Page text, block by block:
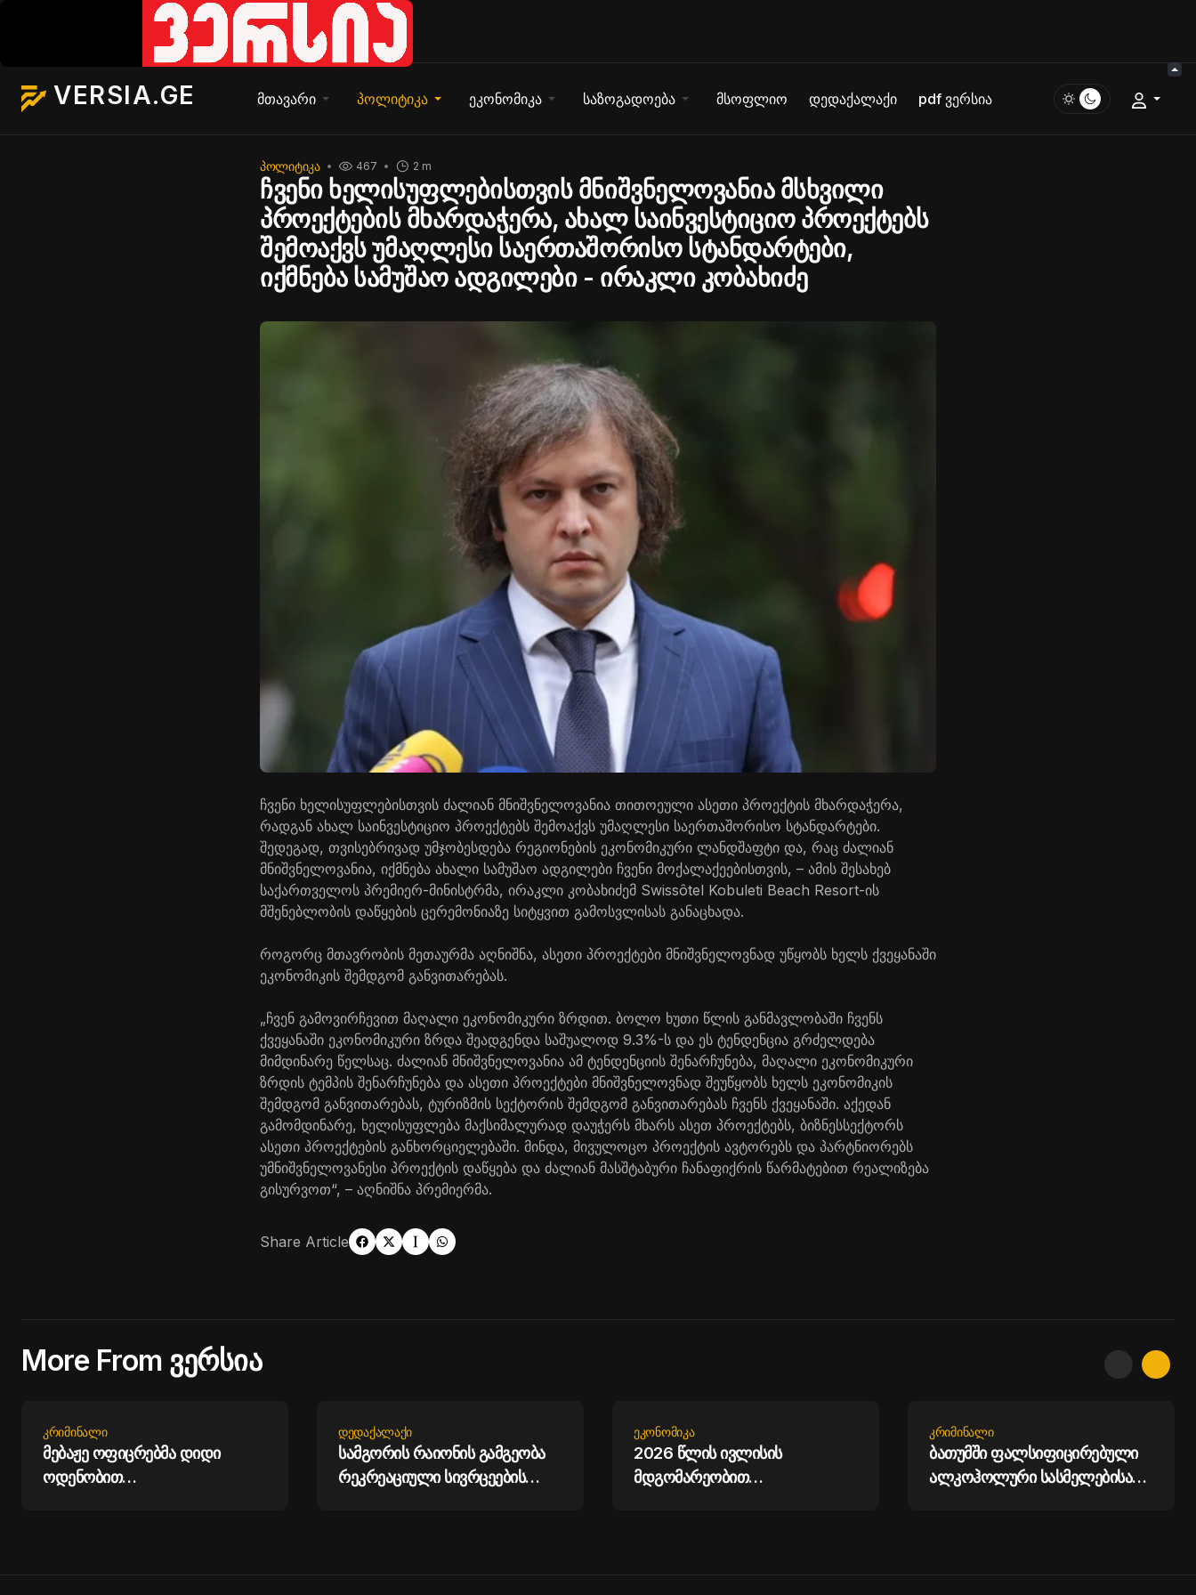
VERSIA.GE მთავარი პოლიტიკა ეკონომიკა საზოგადოება მსოფლიო დედაქალაქი pdf ვერსია
ᲞᲝᲚᲘᲢᲘᲙᲐ 2 m
467
ჩვენი ხელისუფლებისთვის მნიშვნელოვანია მსხვილი
პროექტების მხარდაჭერა, ახალ საინვესტიციო პროექტებს
შემოაქვს უმაღლესი საერთაშორისო სტანდარტები,
იქმნება სამუშაო ადგილები - ირაკლი კობახიძე
ჩვენი ხელისუფლებისთვის ძალიან მნიშვნელოვანია თითოეული ასეთი პროექტის მხარდაჭერა,
რადგან ახალ საინვესტიციო პროექტებს შემოაქვს უმაღლესი საერთაშორისო სტანდარტები.
შედეგად, თვისებრივად უმჯობესდება რეგიონების ეკონომიკური ლანდშაფტი და, რაც ძალიან
მნიშვნელოვანია, იქმნება ახალი სამუშაო ადგილები ჩვენი მოქალაქეებისთვის, – ამის შესახებ
საქართველოს პრემიერ-მინისტრმა, ირაკლი კობახიძემ Swissôtel Kobuleti Beach Resort-ის
მშენებლობის დაწყების ცერემონიაზე სიტყვით გამოსვლისას განაცხადა.
როგორც მთავრობის მეთაურმა აღნიშნა, ასეთი პროექტები მნიშვნელოვნად უწყობს ხელს ქვეყანაში
ეკონომიკის შემდგომ განვითარებას.
„ჩვენ გამოვირჩევით მაღალი ეკონომიკური ზრდით. ბოლო ხუთი წლის განმავლობაში ჩვენს
ქვეყანაში ეკონომიკური ზრდა შეადგენდა საშუალოდ 9.3%-ს და ეს ტენდენცია გრძელდება
მიმდინარე წელსაც. ძალიან მნიშვნელოვანია ამ ტენდენციის შენარჩუნება, მაღალი ეკონომიკური
ზრდის ტემპის შენარჩუნება და ასეთი პროექტები მნიშვნელოვნად შეუწყობს ხელს ეკონომიკის
შემდგომ განვითარებას, ტურიზმის სექტორის შემდგომ განვითარებას ჩვენს ქვეყანაში. აქედან
გამომდინარე, ხელისუფლება მაქსიმალურად დაუჭერს მხარს ასეთ პროექტებს, ბიზნესსექტორს
ასეთი პროექტების განხორციელებაში. მინდა, მივულოცო პროექტის ავტორებს და პარტნიორებს
უმნიშვნელოვანესი პროექტის დაწყება და ძალიან მასშტაბური ჩანაფიქრის წარმატებით რეალიზება
გისურვოთ“, – აღნიშნა პრემიერმა.
Share Article
More From ვერსია
ᲙᲠᲘᲛᲘᲜᲐᲚᲘ
მებაჟე ოფიცრებმა დიდი
ოდენობით
ᲓᲔᲓᲐᲥᲐᲚᲐᲥᲘ
სამგორის რაიონის გამგეობა
რეკრეაციული სივრცეების
ᲔᲙᲝᲜᲝᲛᲘᲙᲐ
2026 წლის ივლისის
მდგომარეობით
ᲙᲠᲘᲛᲘᲜᲐᲚᲘ
ბათუმში ფალსიფიცირებული
ალკოჰოლური სასმელებისა